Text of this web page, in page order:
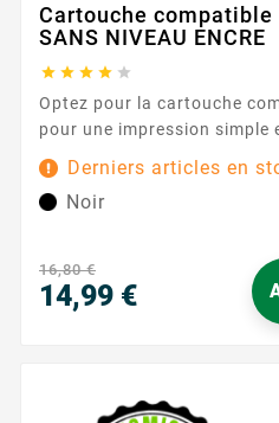
Cartouche compatible
SANS NIVEAU ENCRE
    
Optez pour la cartouche compatible HP 302 BK noir
pour une impression simple
Conçue pour les imprimantes
, elle offre une expérience
pour vos documents de
lisibles, pour des résultats...
Derniers articles en
Noir
16,80 €
14,99 €